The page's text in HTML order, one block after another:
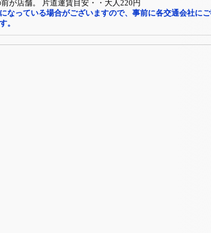
が店舗。 片道運賃目安・・大人220円
なっている場合がございますので、事前に各交通会社に
。